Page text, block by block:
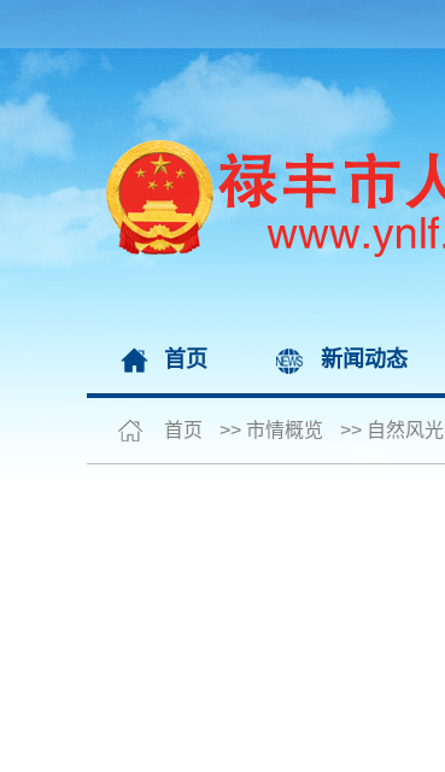
首页 新闻动态
首页 >> 市情概览 >> 自然风光